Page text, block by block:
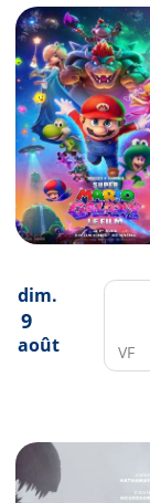
dim.
9
août VF